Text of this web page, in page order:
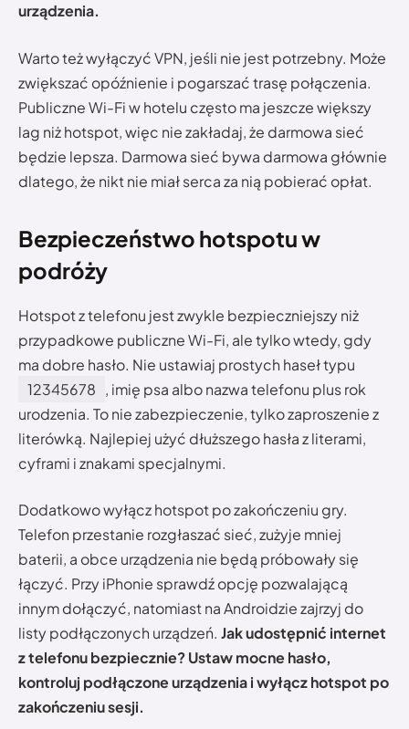
urządzenia.
Warto też wyłączyć VPN, jeśli nie jest potrzebny. Może
zwiększać opóźnienie i pogarszać trasę połączenia.
Publiczne Wi-Fi w hotelu często ma jeszcze większy
lag niż hotspot, więc nie zakładaj, że darmowa sieć
będzie lepsza. Darmowa sieć bywa darmowa głównie
dlatego, że nikt nie miał serca za nią pobierać opłat.
Bezpieczeństwo hotspotu w
podróży
Hotspot z telefonu jest zwykle bezpieczniejszy niż
przypadkowe publiczne Wi-Fi, ale tylko wtedy, gdy
ma dobre hasło. Nie ustawiaj prostych haseł typu
12345678 , imię psa albo nazwa telefonu plus rok
urodzenia. To nie zabezpieczenie, tylko zaproszenie z
literówką. Najlepiej użyć dłuższego hasła z literami,
cyframi i znakami specjalnymi.
Dodatkowo wyłącz hotspot po zakończeniu gry.
Telefon przestanie rozgłaszać sieć, zużyje mniej
baterii, a obce urządzenia nie będą próbowały się
łączyć. Przy iPhonie sprawdź opcję pozwalającą
innym dołączyć, natomiast na Androidzie zajrzyj do
listy podłączonych urządzeń. Jak udostępnić internet
z telefonu bezpiecznie? Ustaw mocne hasło,
kontroluj podłączone urządzenia i wyłącz hotspot po
zakończeniu sesji.